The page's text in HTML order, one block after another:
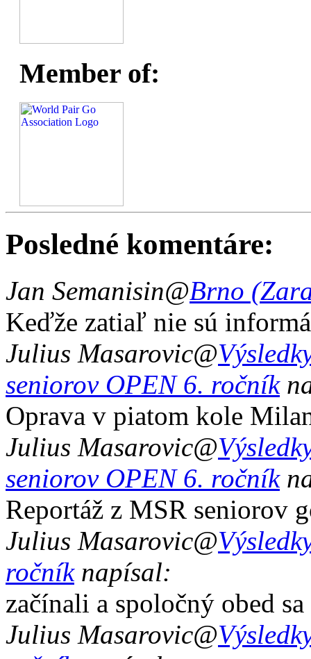
Member of:
Posledné komentáre:
Jan Semanisin@Brno
Keďže zatiaľ nie sú
Julius Masarovic@
seniorov OPEN 6. ročník
Oprava v piatom kole
Julius Masarovic@
seniorov OPEN 6. ročník
Reportáž z MSR seniorov
Julius Masarovic@
ročníknapísal:
začínali a spoločný obed
Julius Masarovic@